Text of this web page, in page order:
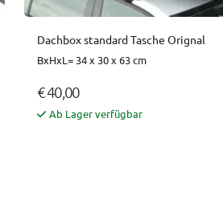
Dachbox standard Tasche Orignal
BxHxL= 34 x 30 x 63 cm
€ 40,00
Ab Lager verfügbar